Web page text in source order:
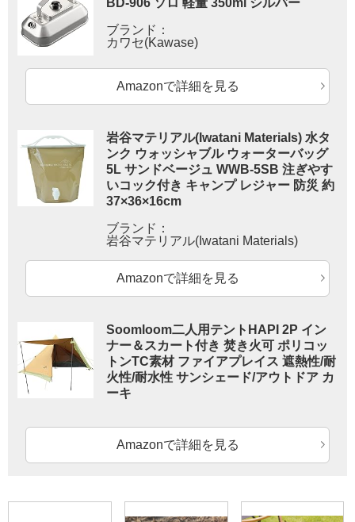
ブランド：
カワセ(Kawase)
Amazonで詳細を見る
岩谷マテリアル(Iwatani Materials) 水タ
ンク ウォッシャブル ウォーターバッグ
5L サンドベージュ WWB-5SB 注ぎやす
いコック付き キャンプ レジャー 防災 約
37×36×16cm
ブランド：
岩谷マテリアル(Iwatani Materials)
Amazonで詳細を見る
Soomloom二人用テントHAPI 2P イン
ナー＆スカート付き 焚き火可 ポリコッ
トンTC素材 ファイアプレイス 遮熱性/耐
火性/耐水性 サンシェード/アウトドア カ
ーキ
Amazonで詳細を見る